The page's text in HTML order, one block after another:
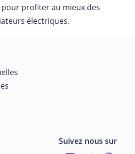
profiter au mieux des
électriques.
Suivez nous sur